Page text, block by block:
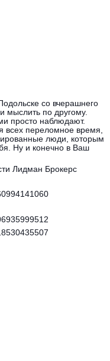
со вчерашнего
мыслить по другому.
просто наблюдают.
переломное время,
люди, которым
Ну и конечно в Ваш
Лидман Брокерс